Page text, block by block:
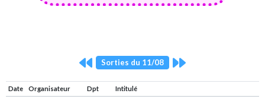
Sorties du 11/08
Date Organisateur Dpt
Intitulé